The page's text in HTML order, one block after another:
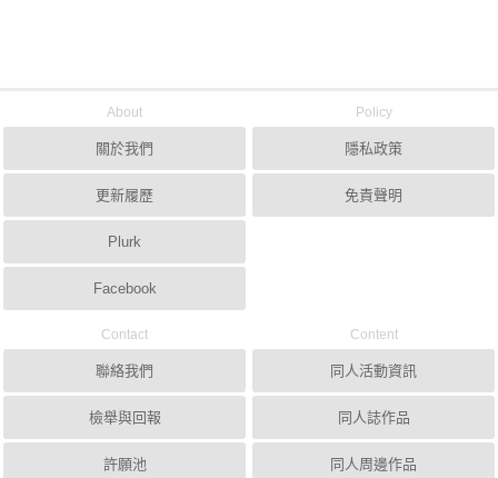
About
關於我們
更新履歷
Plurk
Facebook
Policy
隱私政策
免責聲明
Contact
聯絡我們
檢舉與回報
許願池
Content
同人活動資訊
同人誌作品
同人周邊作品